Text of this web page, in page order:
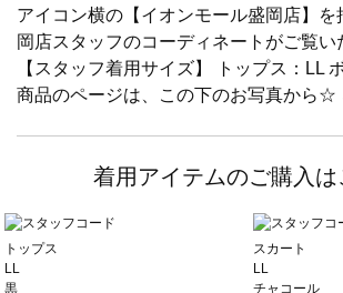
アイコン横の【イオンモール盛岡店】を
岡店スタッフのコーディネートがご覧
【スタッフ着用サイズ】 トップス：LL
商品のページは、この下のお写真から☆
着用アイテムのご購入は
トップス
LL
黒
スカート
LL
チャコール